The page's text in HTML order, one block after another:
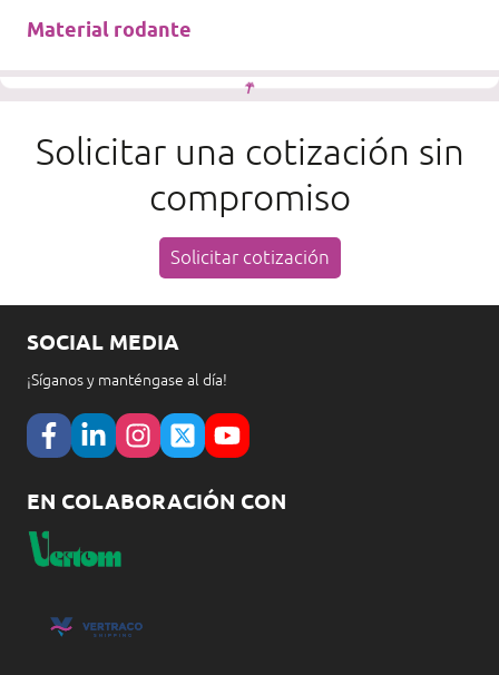
Material rodante
Solicitar una cotización sin
compromiso
Solicitar cotización
SOCIAL MEDIA
¡Síganos y manténgase al día!
EN COLABORACIÓN CON